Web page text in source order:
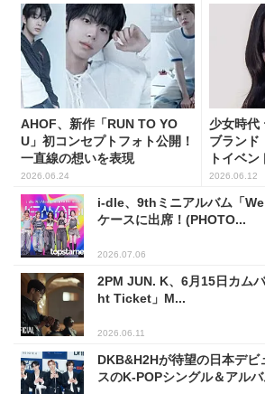
AHOF、新作「RUN TO YO
U」初コンセプトフォト公開！
一直線の想いを表現
2026.06.24
少女時代
ブランド
トイベ
2026.06.12
i-dle、9thミニアルバム「
ケースに出席！(PHOTO...
2026.07.06
2PM JUN. K、6月15日カム
ht Ticket」M...
2026.06.11
DKB&H2Hが待望の日本デビ
スのK-POPシングル＆アル